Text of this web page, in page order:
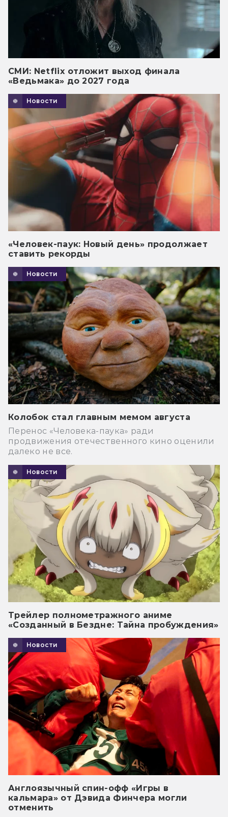
СМИ: Netflix отложит выход финала
«Ведьмака» до 2027 года
Новости
«Человек-паук: Новый день» продолжает
ставить рекорды
Новости
Колобок стал главным мемом августа
Перенос «Человека-паука» ради
продвижения отечественного кино оценили
далеко не все.
Новости
Трейлер полнометражного аниме
«Созданный в Бездне: Тайна пробуждения»
Новости
Англоязычный спин-офф «Игры в
кальмара» от Дэвида Финчера могли
отменить